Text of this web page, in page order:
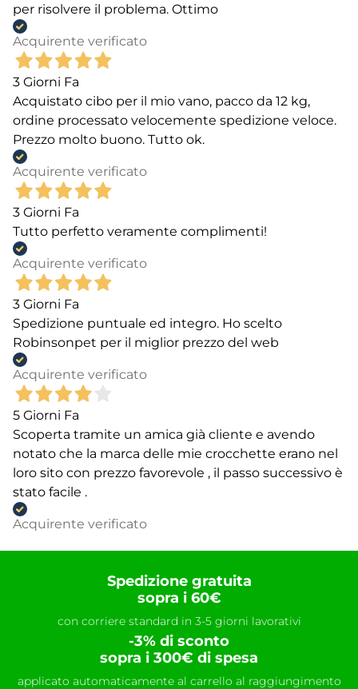
per risolvere il problema. Ottimo
Acquirente verificato
3 Giorni Fa
Acquistato cibo per il mio vano, pacco da 12 kg,
ordine processato velocemente spedizione veloce.
Prezzo molto buono. Tutto ok.
Acquirente verificato
3 Giorni Fa
Tutto perfetto veramente complimenti!
Acquirente verificato
3 Giorni Fa
Spedizione puntuale ed integro. Ho scelto
Robinsonpet per il miglior prezzo del web
Acquirente verificato
5 Giorni Fa
Scoperta tramite un amica già cliente e avendo
notato che la marca delle mie crocchette erano nel
loro sito con prezzo favorevole , il passo successivo è
stato facile .
Acquirente verificato
Spedizione gratuita
sopra i 60€
con corriere standard in 3-5 giorni lavorativi
-3% di sconto
sopra i 300€ di spesa
applicato automaticamente al carrello al raggiungimento